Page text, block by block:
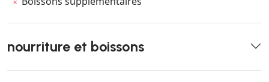
nourriture et boissons